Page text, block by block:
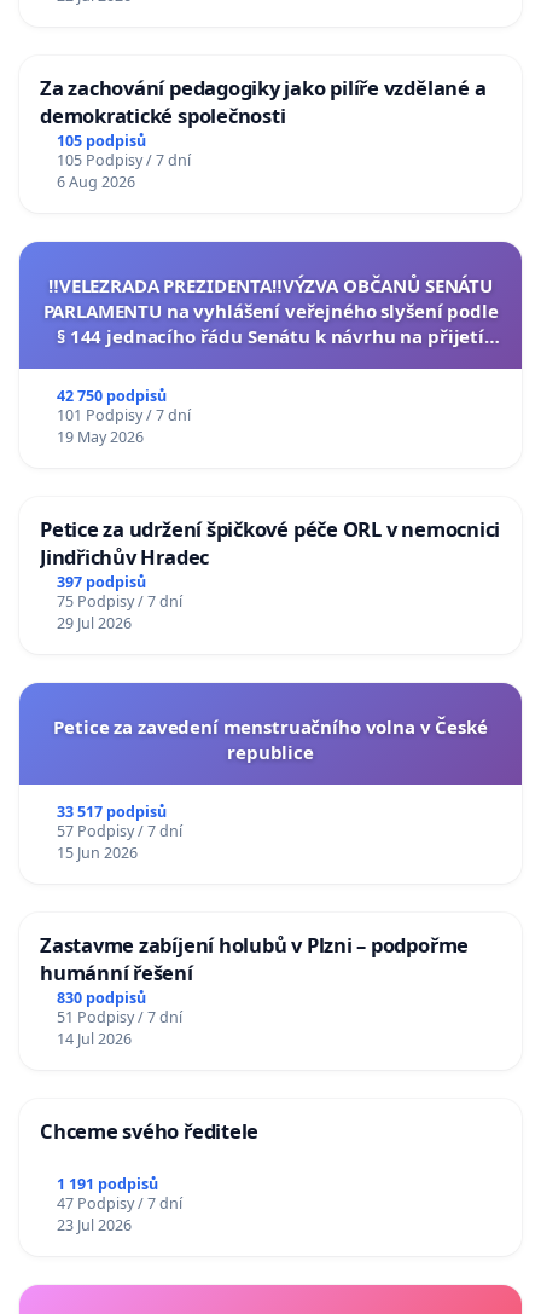
Za zachování pedagogiky jako pilíře vzdělané a
demokratické společnosti
105 podpisů
105 Podpisy / 7 dní
6 Aug 2026
‼️VELEZRADA PREZIDENTA‼️VÝZVA OBČANŮ SENÁTU
PARLAMENTU na vyhlášení veřejného slyšení podle
§ 144 jednacího řádu Senátu k návrhu na přijetí
42 750 podpisů
101 Podpisy / 7 dní
19 May 2026
Petice za udržení špičkové péče ORL v nemocnici
Jindřichův Hradec
397 podpisů
75 Podpisy / 7 dní
29 Jul 2026
Petice za zavedení menstruačního volna v České
republice
33 517 podpisů
57 Podpisy / 7 dní
15 Jun 2026
Zastavme zabíjení holubů v Plzni – podpořme
humánní řešení
830 podpisů
51 Podpisy / 7 dní
14 Jul 2026
Chceme svého ředitele
1 191 podpisů
47 Podpisy / 7 dní
23 Jul 2026